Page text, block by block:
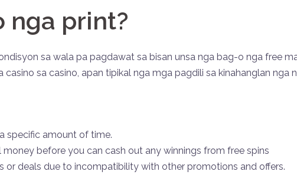
nga print?
sa wala pa pagdawat sa bisan unsa nga bag-o nga free
sa casino, apan tipikal nga mga pagdili sa kinahanglan nga
specific amount of time.
before you can cash out any winnings from free spins
deals due to incompatibility with other promotions and offers.